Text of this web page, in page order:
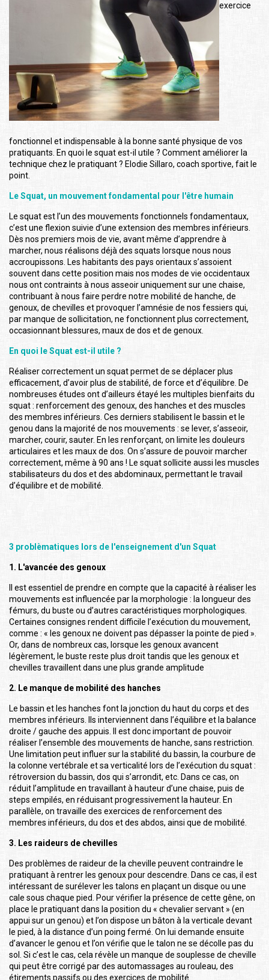
exercice
fonctionnel et indispensable à la bonne santé physique de vos
pratiquants. En quoi le squat est-il utile ? Comment améliorer la
technique chez le pratiquant ? Elodie Sillaro, coach sportive, fait le
point.
Le Squat, un mouvement fondamental pour l'être humain
Le squat est l’un des mouvements fonctionnels fondamentaux,
c’est une flexion suivie d’une extension des membres inférieurs.
Dès nos premiers mois de vie, avant même d’apprendre à
marcher, nous réalisons déjà des squats lorsque nous nous
accroupissons. Les habitants des pays orientaux s’assoient
souvent dans cette position mais nos modes de vie occidentaux
nous ont contraints à nous asseoir uniquement sur une chaise,
contribuant à nous faire perdre notre mobilité de hanche, de
genoux, de chevilles et provoquer l’amnésie de nos fessiers qui,
par manque de sollicitation, ne fonctionnent plus correctement,
occasionnant blessures, maux de dos et de genoux.
En quoi le Squat est-il utile ?
Réaliser correctement un squat permet de se déplacer plus
efficacement, d’avoir plus de stabilité, de force et d’équilibre. De
nombreuses études ont d’ailleurs étayé les multiples bienfaits du
squat : renforcement des genoux, des hanches et des muscles
des membres inférieurs. Ces derniers stabilisent le bassin et le
genou dans la majorité de nos mouvements : se lever, s’asseoir,
marcher, courir, sauter. En les renforçant, on limite les douleurs
articulaires et les maux de dos. On s’assure de pouvoir marcher
correctement, même à 90 ans ! Le squat sollicite aussi les muscles
stabilisateurs du dos et des abdominaux, permettant le travail
d’équilibre et de mobilité.
3 problèmatiques lors de l'enseignement d'un Squat
1. L'avancée des genoux
Il est essentiel de prendre en compte que la capacité à réaliser les
mouvements est influencée par la morphologie : la longueur des
fémurs, du buste ou d’autres caractéristiques morphologiques.
Certaines consignes rendent difficile l’exécution du mouvement,
comme : « les genoux ne doivent pas dépasser la pointe de pied ».
Or, dans de nombreux cas, lorsque les genoux avancent
légèrement, le buste reste plus droit tandis que les genoux et
chevilles travaillent dans une plus grande amplitude
2. Le manque de mobilité des hanches
Le bassin et les hanches font la jonction du haut du corps et des
membres inférieurs. Ils interviennent dans l’équilibre et la balance
droite / gauche des appuis. Il est donc important de pouvoir
réaliser l’ensemble des mouvements de hanche, sans restriction.
Une limitation peut influer sur la stabilité du bassin, la courbure de
la colonne vertébrale et sa verticalité lors de l’exécution du squat :
rétroversion du bassin, dos qui s’arrondit, etc. Dans ce cas, on
réduit l’amplitude en travaillant à hauteur d’une chaise, puis de
steps empilés, en réduisant progressivement la hauteur. En
parallèle, on travaille des exercices de renforcement des
membres inférieurs, du dos et des abdos, ainsi que de mobilité.
3. Les raideurs de chevilles
Des problèmes de raideur de la cheville peuvent contraindre le
pratiquant à rentrer les genoux pour descendre. Dans ce cas, il est
intéressant de surélever les talons en plaçant un disque ou une
cale sous chaque pied. Pour vérifier la présence de cette gêne, on
place le pratiquant dans la position du « chevalier servant » (en
appui sur un genou) et l’on dispose un bâton à la verticale devant
le pied, à la distance d’un poing fermé. On lui demande ensuite
d’avancer le genou et l’on vérifie que le talon ne se décolle pas du
sol. Si c’est le cas, cela révèle un manque de souplesse de cheville
qui peut être corrigé par des automassages au rouleau, des
étirements passifs ou des exercices de mobilité.